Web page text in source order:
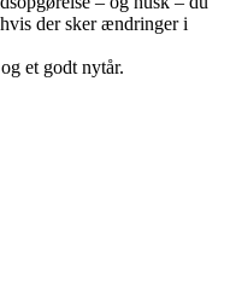
der sker ændringer i
et godt nytår.